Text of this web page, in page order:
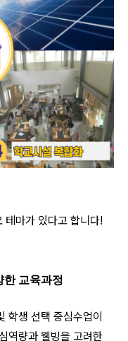
테마가 있다고 합니다!
한 교육과정
학생 선택 중심수업이
역량과 웰빙을 고려한